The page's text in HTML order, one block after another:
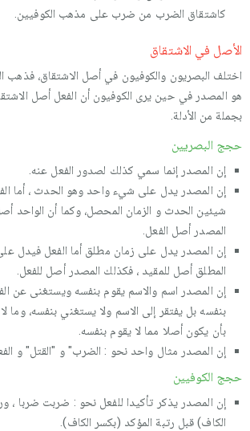
كاشتقاق الضرب من ضرب على مذهب الكوفيين.
الأصل في الاشتقاق
اختلف البصريون والكوفيون في أصل الاشتقاق، فذهب
هو المصدر في حين يرى الكوفيون أن الفعل أصل
بجملة من الأدلة.
حجج البصريين
إن المصدر إنما سمي كذلك لصدور الفعل عنه.
إن المصدر يدل على شيء واحد وهو الحدث ، أما
شيئين الحدث و الزمان المحصل، وكما أن الواحد
المصدر أصل الفعل.
إن المصدر يدل على زمان مطلق أما الفعل فيدل
المطلق أصل للمقيد ، فكذلك المصدر أصل للفعل.
إن المصدر اسم والاسم يقوم بنفسه ويستغنى عن
بنفسه بل يفتقر إلى الاسم ولا يستغني بنفسه، وما
بأن يكون أصلا مما لا يقوم بنفسه.
إن المصدر مثال واحد نحو : الضرب" و "القتل" و
حجج الكوفيين
إن المصدر يذكر تأكيدا للفعل نحو : ضربت ضربا ،
الكاف) قبل رتبة المؤكد (بكسر الكاف).